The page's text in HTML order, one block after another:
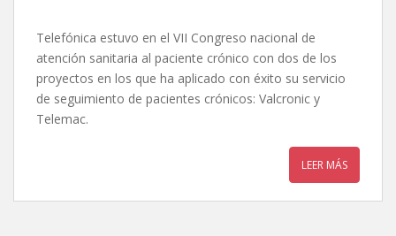
Telefónica estuvo en el VII Congreso nacional de
atención sanitaria al paciente crónico con dos de los
proyectos en los que ha aplicado con éxito su servicio
de seguimiento de pacientes crónicos: Valcronic y
Telemac.
LEER MÁS